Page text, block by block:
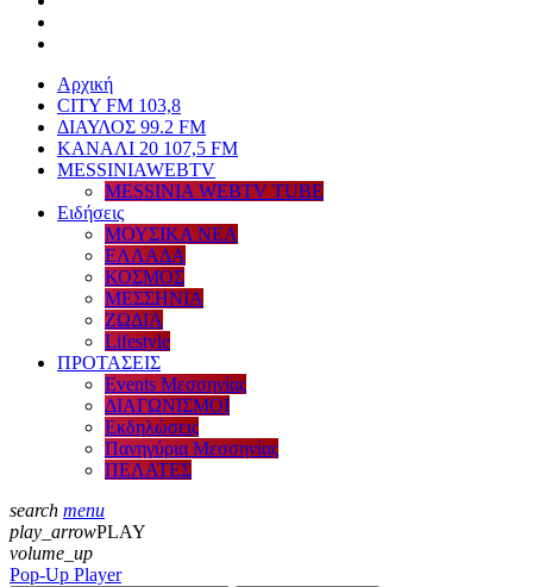
Αρχική
CITY FM 103,8
ΔΙΑΥΛΟΣ 99.2 FM
ΚΑΝΑΛΙ 20 107,5 FM
MESSINIAWEBTV
MESSINIA WEBTV TUBE
Eιδήσεις
ΜΟΥΣΙΚΑ ΝΕΑ
ΕΛΛΑΔΑ
ΚΟΣΜΟΣ
ΜΕΣΣΗΝΙΑ
ΖΩΔΙΑ
Lifestyle
ΠΡΟΤΑΣΕΙΣ
Events Μεσσηνίας
ΔΙΑΓΩΝΙΣΜΟΙ
Εκδηλώσεις
Πανηγύρια Μεσσηνίας
ΠΕΛΑΤΕΣ
search menu
play_arrowPLAY
volume_up
Pop-Up Player